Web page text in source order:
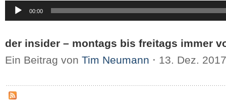
Audio-
Player
00:00
der insider – montags bis freitags immer
Ein Beitrag von Tim Neumann ⋅ 13. Dez.